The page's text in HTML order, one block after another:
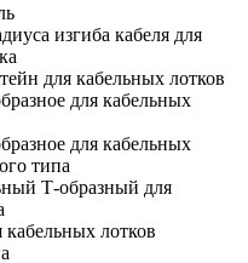
изгиба кабеля для
для кабельных лотков
для кабельных
для кабельных
типа
Т-образный для
лотков